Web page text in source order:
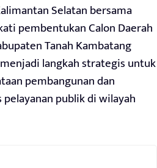
Selatan bersama
pembentukan Calon Daerah
Tanah Kambatang
langkah strategis untuk
pembangunan dan
publik di wilayah